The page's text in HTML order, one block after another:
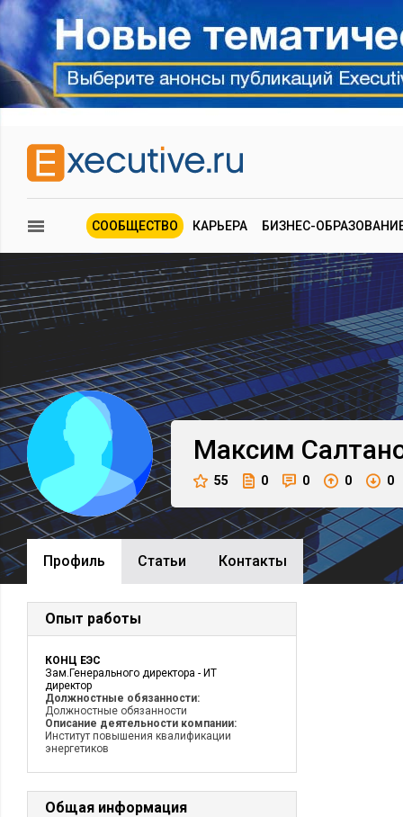
СООБЩЕСТВО КАРЬЕРА БИЗНЕС-
Максим
55 0 0 0 0
Профиль Cтатьи Контакты
Опыт работы
КОНЦ ЕЭС
Зам.Генерального директора - ИТ
директор
Должностные обязанности:
Должностные обязанности
Описание деятельности компании:
Институт повышения квалификации
энергетиков
Общая информация